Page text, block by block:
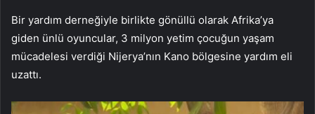
Bir yardım derneğiyle birlikte gönüllü olarak Afrika’ya
giden ünlü oyuncular, 3 milyon yetim çocuğun yaşam
mücadelesi verdiği Nijerya’nın Kano bölgesine yardım eli
uzattı.